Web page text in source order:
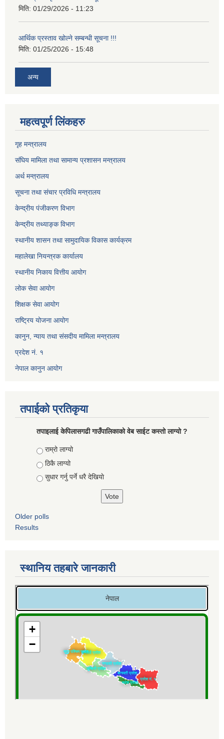
मिति: 01/29/2026 - 11:23
आर्थिक प्रस्ताव खोल्ने सम्बन्धी सूचना !!!
मिति: 01/25/2026 - 15:48
अन्य
महत्वपूर्ण लिंकहरु
गृह मन्त्रालय
संघिय मामिला तथा सामान्य प्रशासन मन्त्रालय
अर्थ मन्त्रालय
सूचना तथा संचार प्रविधि मन्त्रालय
केन्द्रीय पंजीकरण विभाग
केन्द्रीय तथ्याङ्क विभाग
स्थानीय शासन तथा सामुदायिक विकास कार्यक्रम
महालेखा नियन्त्रक कार्यालय
स्थानीय निकाय वित्तीय आयोग
लोक सेवा आयोग
शिक्षक सेवा आयोग
राष्ट्रिय योजना आयोग
कानुन, न्याय तथा संसदीय मामिला मन्त्रालय
प्रदेश नं. १
नेपाल कानुन आयोग
तपाईको प्रतिकृया
तपाइलाई केपिलासगढी गाउँपालिकाको वेब साईट कस्तो लाग्यो ?
Choices
राम्रो लाग्यो
ठिकै लाग्यो
सुधार गर्नु पर्ने धरै देखियाे
Older polls
Results
स्थानिय तहबारे जानकारी